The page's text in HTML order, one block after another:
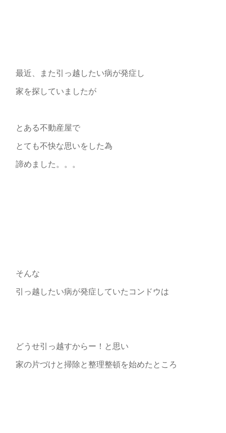
最近、また引っ越したい病が発症し
家を探していましたが
とある不動産屋で
とても不快な思いをした為
諦めました。。。
そんな
引っ越したい病が発症していたコンドウは
どうせ引っ越すからー！と思い
家の片づけと掃除と整理整頓を始めたところ